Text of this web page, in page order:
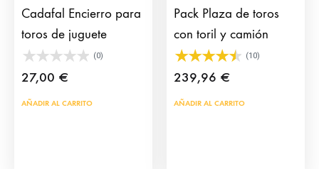
Cadafal Encierro para
toros de juguete
(0)
27,00 €
AÑADIR AL CARRITO
Pack Plaza de toros
con toril y camión
(10)
239,96 €
AÑADIR AL CARRITO